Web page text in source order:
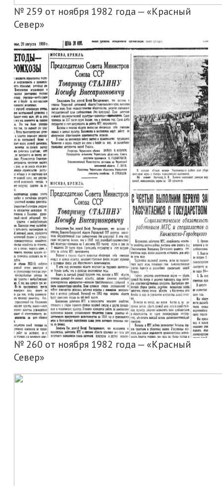
№ 259 от ноября 1982 года — «Красный
Север»
№ 260 от ноября 1982 года — «Красный
Север»